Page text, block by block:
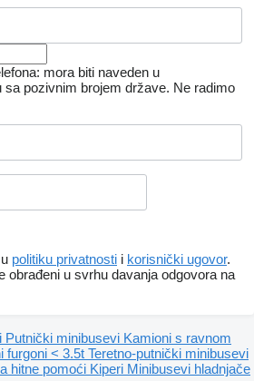
mora biti naveden u
sa pozivnim brojem države. Ne radimo
politiku privatnosti i korisnički ugovor.
obrađeni u svrhu davanja odgovora na
Putnički minibusevi Kamioni s ravnom
furgoni < 3.5t Teretno-putnički minibusevi
hitne pomoći Kiperi Minibusevi hladnjače